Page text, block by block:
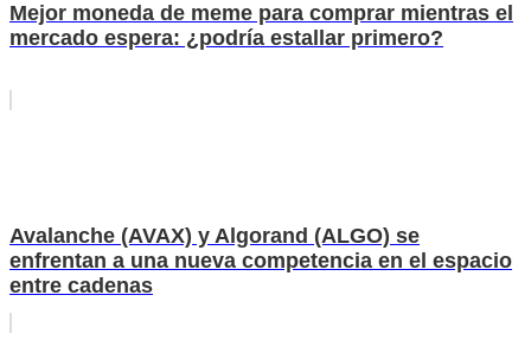
Mejor moneda de meme para comprar mientras el
mercado espera: ¿podría estallar primero?
Avalanche (AVAX) y Algorand (ALGO) se
enfrentan a una nueva competencia en el espacio
entre cadenas